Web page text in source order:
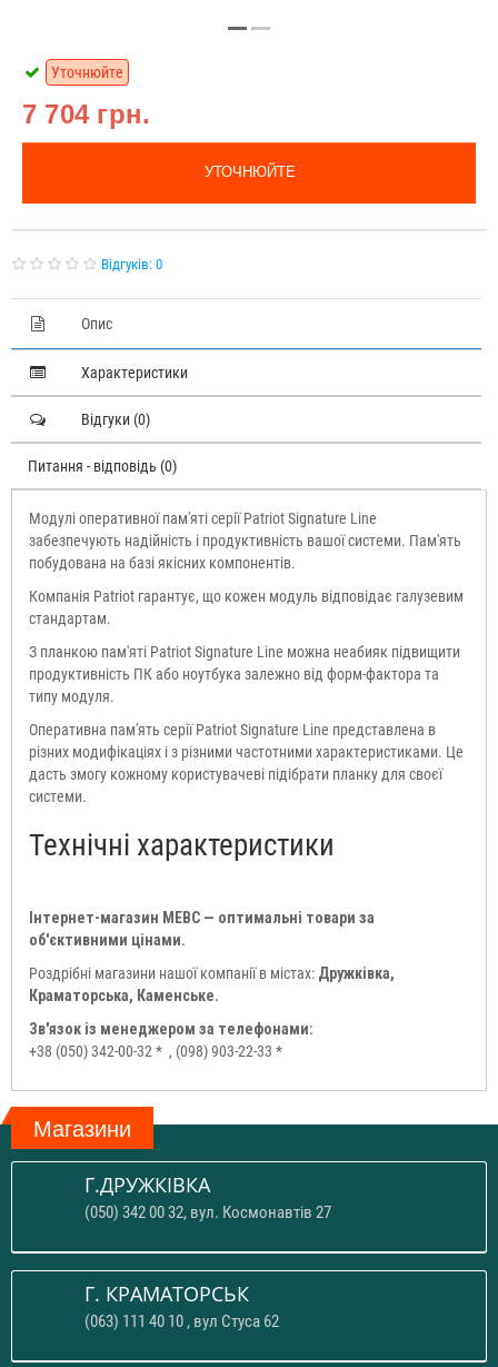
7 704 грн.
Уточнюйте
УТОЧНЮЙТЕ
Відгуків: 0
Опис
Характеристики
Відгуки (0)
Питання - відповідь (0)
Модулі оперативної пам'яті серії Patriot Signature Line
забезпечують надійність і продуктивність вашої системи. Пам'ять
побудована на базі якісних компонентів.
Компанія Patriot гарантує, що кожен модуль відповідає галузевим
стандартам.
З планкою пам'яті Patriot Signature Line можна неабияк підвищити
продуктивність ПК або ноутбука залежно від форм-фактора та
типу модуля.
Оперативна пам'ять серії Patriot Signature Line представлена в
різних модифікаціях і з різними частотними характеристиками. Це
дасть змогу кожному користувачеві підібрати планку для своєї
системи.
Технічні характеристики
Інтернет-магазин МЕВС — оптимальні товари за
об'єктивними цінами.
Роздрібні магазини нашої компанії в містах: Дружківка,
Краматорська, Каменське.
Зв'язок із менеджером за телефонами:
+38 (050) 342-00-32 * , (098) 903-22-33 *
Магазини
Г.ДРУЖКІВКА
(050) 342 00 32, вул. Космонавтів 27
Г. КРАМАТОРСЬК
(063) 111 40 10 , вул Стуса 62